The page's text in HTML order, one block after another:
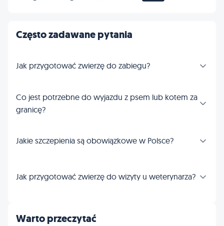
Często zadawane pytania
Jak przygotować zwierzę do zabiegu?
Co jest potrzebne do wyjazdu z psem lub kotem za
granicę?
Jakie szczepienia są obowiązkowe w Polsce?
Jak przygotować zwierzę do wizyty u weterynarza?
Warto przeczytać